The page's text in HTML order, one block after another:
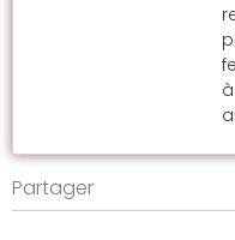
Partager